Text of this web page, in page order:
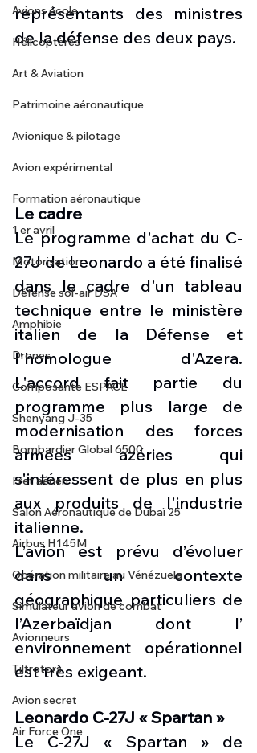
Avions école
Hélicoptères
Art & Aviation
Patrimoine aéronautique
Avionique & pilotage
Avion expérimental
Formation aéronautique
1 er avril
Motorisation
Défense sol-air DSA
Amphibie
Drones
Composante ESPACE
Shenyang J-35
Bombardier Global 6500
Fret aérien
Salon Aéronautique de Dubaï 25
Airbus H145M
Opération militaire au Vénézuela
Simulateur avion de combat
Avionneurs
Tiltrotors
Avion secret
Air Force One
représentants des ministres
de la défense des deux pays.
Le cadre
Le programme d'achat du C-
27J de Leonardo a été finalisé
dans le cadre d'un tableau
technique entre le ministère
italien de la Défense et
l'homologue d'Azera.
L'accord fait partie du
programme plus large de
modernisation des forces
armées azéries qui
s'intéressent de plus en plus
aux produits de l'industrie
italienne.
L’avion est prévu d’évoluer
dans un contexte
géographique particuliers de
l’Azerbaïdjan dont l’
environnement opérationnel
est très exigeant.
Leonardo C-27J « Spartan »
Le C-27J « Spartan » de